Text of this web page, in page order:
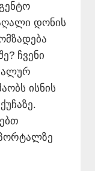
დონის
ჩვენი
ისნის